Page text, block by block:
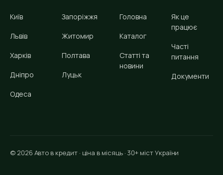
Київ
Львів
Харків
Дніпро
Одеса
Запоріжжя
Житомир
Полтава
Луцьк
Головна
Каталог
Статті та
новини
Як це
працює
Часті
питання
Документи
© 2026 Авто в кредит · ціна в місяць · 30+ міст України